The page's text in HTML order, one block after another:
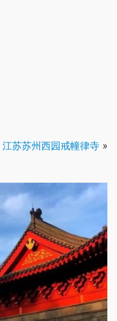
江苏苏州西园戒幢律寺 »